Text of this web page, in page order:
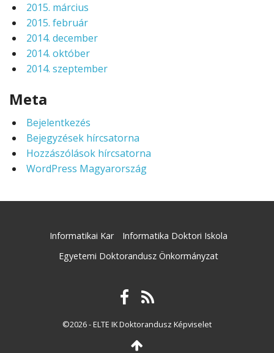
2015. március
2015. február
2014. december
2014. október
2014. szeptember
Meta
Bejelentkezés
Bejegyzések hírcsatorna
Hozzászólások hírcsatorna
WordPress Magyarország
Informatikai Kar
Informatika Doktori Iskola
Egyetemi Doktorandusz Önkormányzat
©2026 - ELTE IK Doktorandusz Képviselet